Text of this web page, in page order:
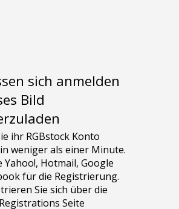
sich anmelden
Bild